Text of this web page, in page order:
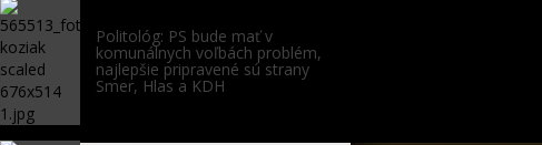
Politológ: PS bude mať v
komunálnych voľbách problém,
najlepšie pripravené sú strany
Smer, Hlas a KDH